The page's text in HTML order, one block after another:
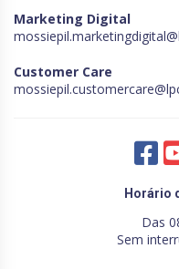
Marketing Digital
Customer Care
Horário
Das
Sem